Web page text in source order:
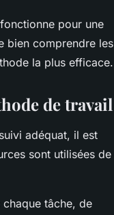
pour une
bien comprendre les
la plus efficace.
de travail
adéquat, il est
sont utilisées de
tâche, de